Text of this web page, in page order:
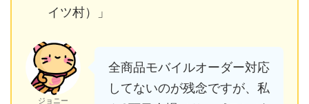
イツ村）」
ジョニー
全商品モバイルオーダー対応
してないのが残念ですが、私